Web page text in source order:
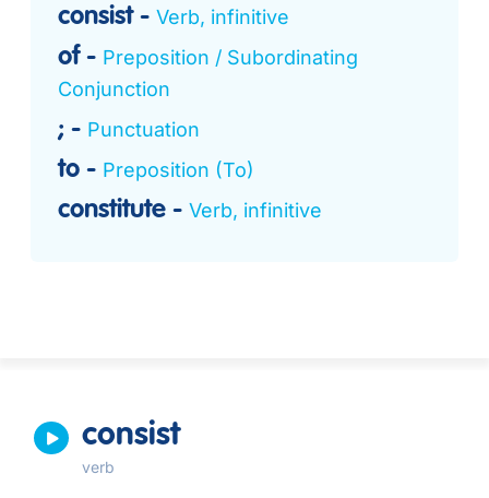
consist Verb, infinitive
of
Preposition / Subordinating
Conjunction
; Punctuation
to Preposition (To)
constitute Verb, infinitive
consist
verb